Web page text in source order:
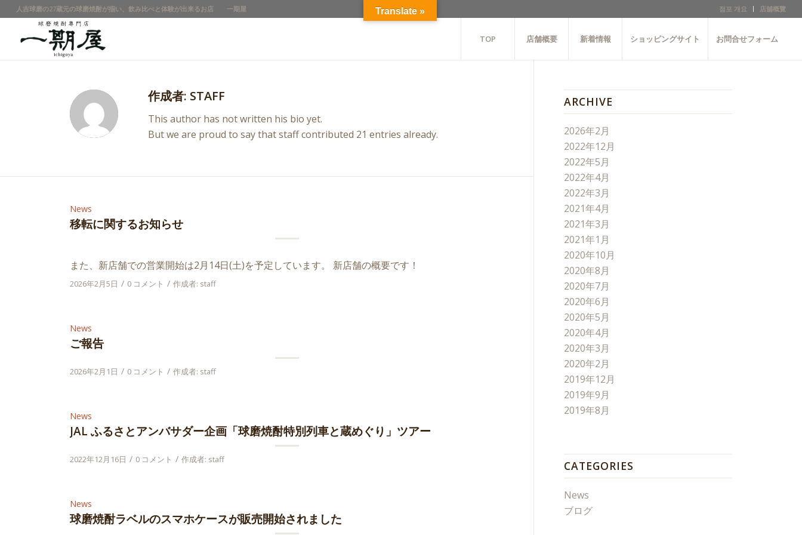
점포 개요 店舖概覽
人吉球磨の27蔵元の球磨焼酎が揃い、飲み比べと体験が出来るお店 一期屋
TOP 店舗概要 新着情報 ショッピングサイト お問合せフォーム
作成者: STAFF
This author has not written his bio yet.
But we are proud to say thatstaffcontributed 21 entries already.
News
移転に関するお知らせ
また、新店舗での営業開始は2月14日(土)を予定しています。 新店舗の概要です！
2026年2月5日 / 0 コメント / 作成者: staff
News
ご報告
2026年2月1日 / 0 コメント / 作成者: staff
News
JAL ふるさとアンバサダー企画「球磨焼酎特別列車と蔵めぐり」ツアー
2022年12月16日 / 0 コメント / 作成者: staff
News
球磨焼酎ラベルのスマホケースが販売開始されました
ARCHIVE
2026年2月
2022年12月
2022年5月
2022年4月
2022年3月
2021年4月
2021年3月
2021年1月
2020年10月
2020年8月
2020年7月
2020年6月
2020年5月
2020年4月
2020年3月
2020年2月
2019年12月
2019年9月
2019年8月
CATEGORIES
News
ブログ
Translate »